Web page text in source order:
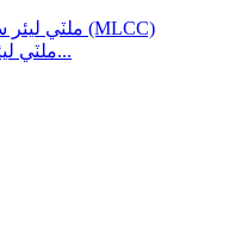
ملٽي ليئر سيرامڪ چپ ڪيپيسٽو...